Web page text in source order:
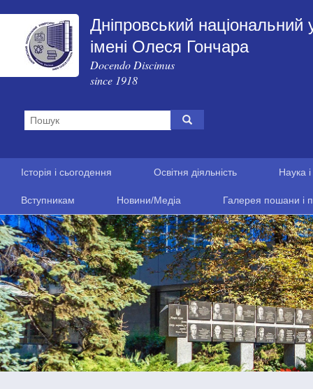
Дніпровський національний
імені Олеся Гончара
Docendo Discimus
since 1918
Історія і сьогодення Освітня діяльність Наука
Вступникам Новини/Медіа Галерея пошани і